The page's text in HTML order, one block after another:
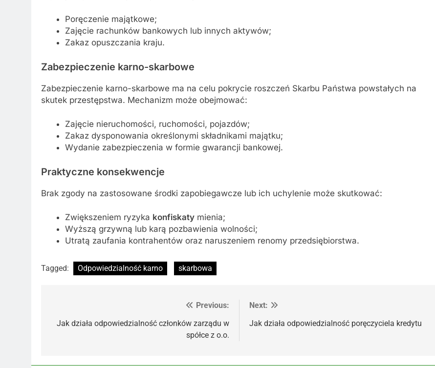
Poręczenie majątkowe;
Zajęcie rachunków bankowych lub innych aktywów;
Zakaz opuszczania kraju.
Zabezpieczenie karno-skarbowe
Zabezpieczenie karno-skarbowe ma na celu pokrycie roszczeń Skarbu Państwa powstałych na
skutek przestępstwa. Mechanizm może obejmować:
Zajęcie nieruchomości, ruchomości, pojazdów;
Zakaz dysponowania określonymi składnikami majątku;
Wydanie zabezpieczenia w formie gwarancji bankowej.
Praktyczne konsekwencje
Brak zgody na zastosowane środki zapobiegawcze lub ich uchylenie może skutkować:
Zwiększeniem ryzyka konfiskatymienia;
Wyższą grzywną lub karą pozbawienia wolności;
Utratą zaufania kontrahentów oraz naruszeniem renomy przedsiębiorstwa.
Tagged: Odpowiedzialność karno skarbowa
wpisu
Previous:
Jak działa odpowiedzialność członków zarządu w
spółce z o.o.
Next:
Jak działa odpowiedzialność poręczyciela kredytu